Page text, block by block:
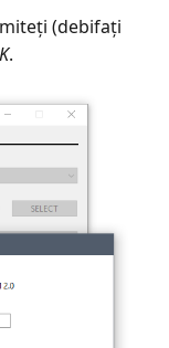
(debifați
.